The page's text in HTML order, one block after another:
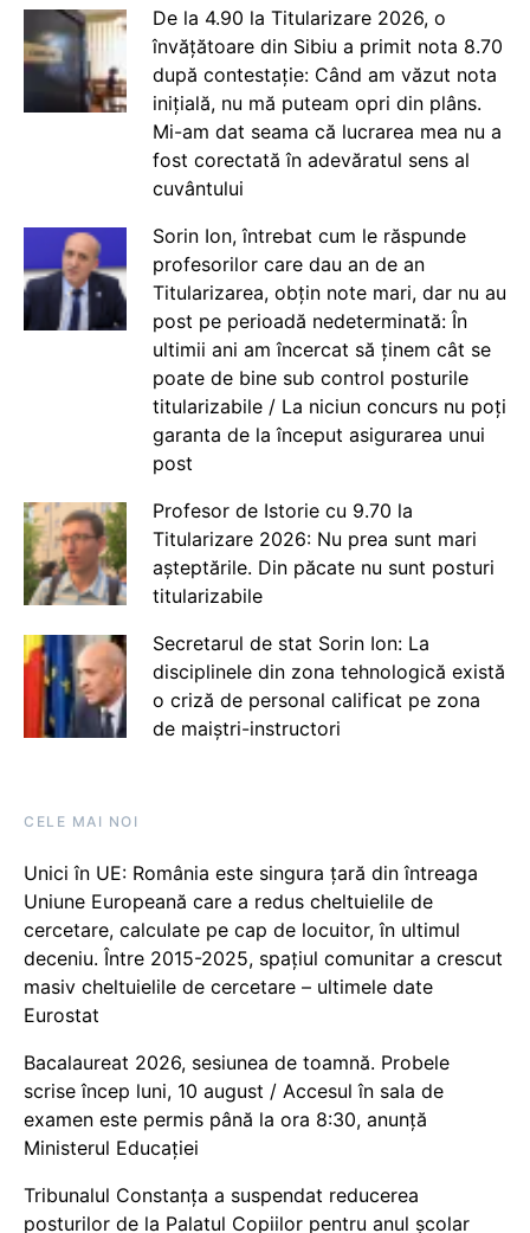
De la 4.90 la Titularizare 2026, o
învățătoare din Sibiu a primit nota 8.70
după contestație: Când am văzut nota
inițială, nu mă puteam opri din plâns.
Mi-am dat seama că lucrarea mea nu a
fost corectată în adevăratul sens al
cuvântului
Sorin Ion, întrebat cum le răspunde
profesorilor care dau an de an
Titularizarea, obțin note mari, dar nu au
post pe perioadă nedeterminată: În
ultimii ani am încercat să ținem cât se
poate de bine sub control posturile
titularizabile / La niciun concurs nu poți
garanta de la început asigurarea unui
post
Profesor de Istorie cu 9.70 la
Titularizare 2026: Nu prea sunt mari
așteptările. Din păcate nu sunt posturi
titularizabile
Secretarul de stat Sorin Ion: La
disciplinele din zona tehnologică există
o criză de personal calificat pe zona
de maiștri-instructori
CELE MAI NOI
Unici în UE: România este singura țară din întreaga
Uniune Europeană care a redus cheltuielile de
cercetare, calculate pe cap de locuitor, în ultimul
deceniu. Între 2015-2025, spațiul comunitar a crescut
masiv cheltuielile de cercetare – ultimele date
Eurostat
Bacalaureat 2026, sesiunea de toamnă. Probele
scrise încep luni, 10 august / Accesul în sala de
examen este permis până la ora 8:30, anunță
Ministerul Educației
Tribunalul Constanța a suspendat reducerea
posturilor de la Palatul Copiilor pentru anul școlar